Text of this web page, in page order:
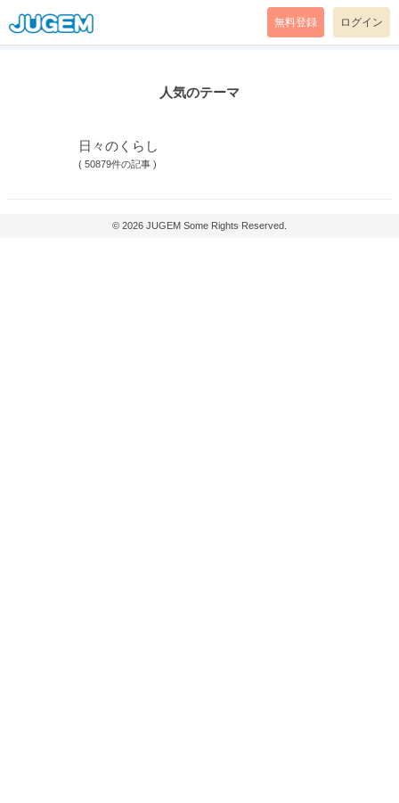
無料登録 ログイン
人気のテーマ
日々のくらし
( 50879件の記事 )
© 2026 JUGEM Some Rights Reserved.